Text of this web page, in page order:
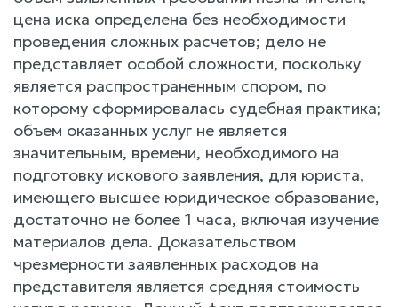
цена иска определена без необходимости
проведения сложных расчетов; дело не
представляет особой сложности, поскольку
является распространенным спором, по
которому сформировалась судебная практика;
объем оказанных услуг не является
значительным, времени, необходимого на
подготовку искового заявления, для юриста,
имеющего высшее юридическое образование,
достаточно не более 1 часа, включая изучение
материалов дела. Доказательством
чрезмерности заявленных расходов на
представителя является средняя стоимость